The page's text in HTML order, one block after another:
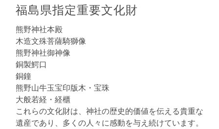
福島県指定重要文化財
熊野神社本殿
木造文殊菩薩騎獅像
熊野神社御神像
銅製鰐口
銅鐘
熊野山牛玉宝印版木・宝珠
大般若経・経櫃
これらの文化財は、神社の歴史的価値を伝える貴重な
遺産であり、多くの人々に感動を与え続けています。